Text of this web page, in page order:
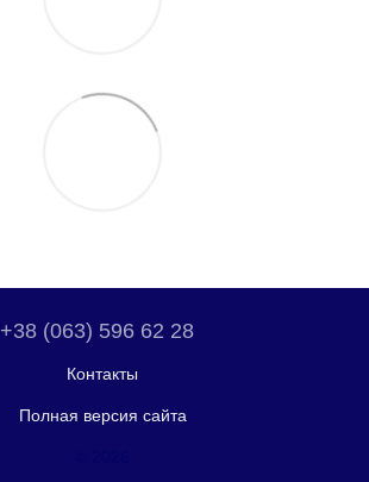
+38 (063) 596 62 28
Контакты
Полная версия сайта